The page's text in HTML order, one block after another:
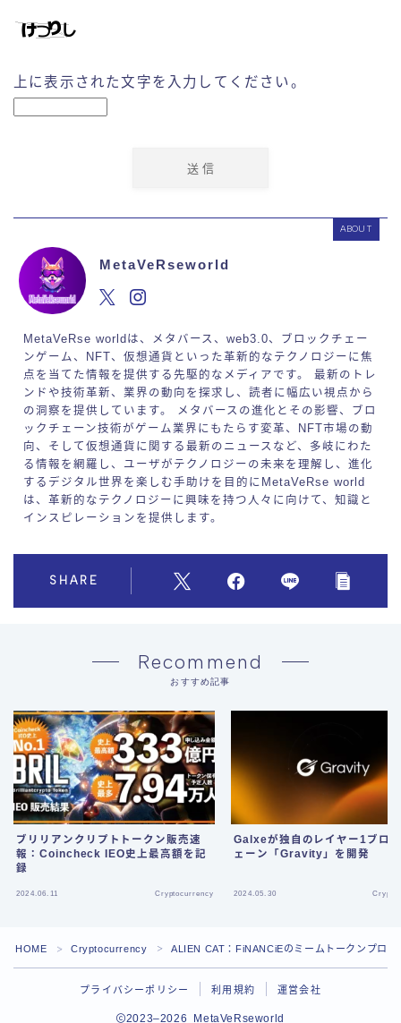
上に表示された文字を入力してください。
ABOUT
MetaVeRseworld
MetaVeRse worldは、メタバース、web3.0、ブロックチェー
ンゲーム、NFT、仮想通貨といった革新的なテクノロジーに焦
点を当てた情報を提供する先駆的なメディアです。 最新のトレ
ンドや技術革新、業界の動向を探求し、読者に幅広い視点から
の洞察を提供しています。 メタバースの進化とその影響、ブロ
ックチェーン技術がゲーム業界にもたらす変革、NFT市場の動
向、そして仮想通貨に関する最新のニュースなど、多岐にわた
る情報を網羅し、ユーザがテクノロジーの未来を理解し、進化
するデジタル世界を楽しむ手助けを目的にMetaVeRse world
は、革新的なテクノロジーに興味を持つ人々に向けて、知識と
インスピレーションを提供します。
SHARE
Recommend
おすすめ記事
ブリリアンクリプトトークン販売速
報：Coincheck IEO史上最高額を記
録
2024.06.11 Cryptocurrency
Galxeが独自のレイヤー1ブロ
ェーン「Gravity」を開発
2024.05.30
HOME ＞ Cryptocurrency ＞ ALIEN CAT：FiNANCiEのミームトークンプロジ
プライバシーポリシー 利用規約 運営会社
2023–2026 MetaVeRseworld